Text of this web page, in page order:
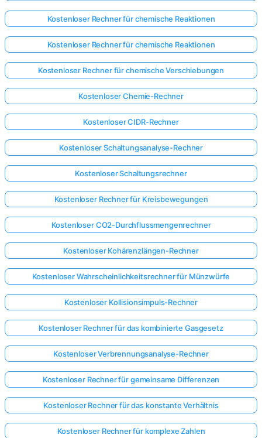
Kostenloser Rechner für chemische Reaktionen
Kostenloser Rechner für chemische Reaktionen
Kostenloser Rechner für chemische Verschiebungen
Kostenloser Chemie-Rechner
Kostenloser CIDR-Rechner
Kostenloser Schaltungsanalyse-Rechner
Kostenloser Schaltungsrechner
Kostenloser Rechner für Kreisbewegungen
Kostenloser CO2-Durchflussmengenrechner
Kostenloser Kohärenzlängen-Rechner
Kostenloser Wahrscheinlichkeitsrechner für Münzwürfe
Kostenloser Kollisionsimpuls-Rechner
Kostenloser Rechner für das kombinierte Gasgesetz
Kostenloser Verbrennungsanalyse-Rechner
Kostenloser Rechner für gemeinsame Differenzen
Kostenloser Rechner für das konstante Verhältnis
Kostenloser Rechner für komplexe Zahlen